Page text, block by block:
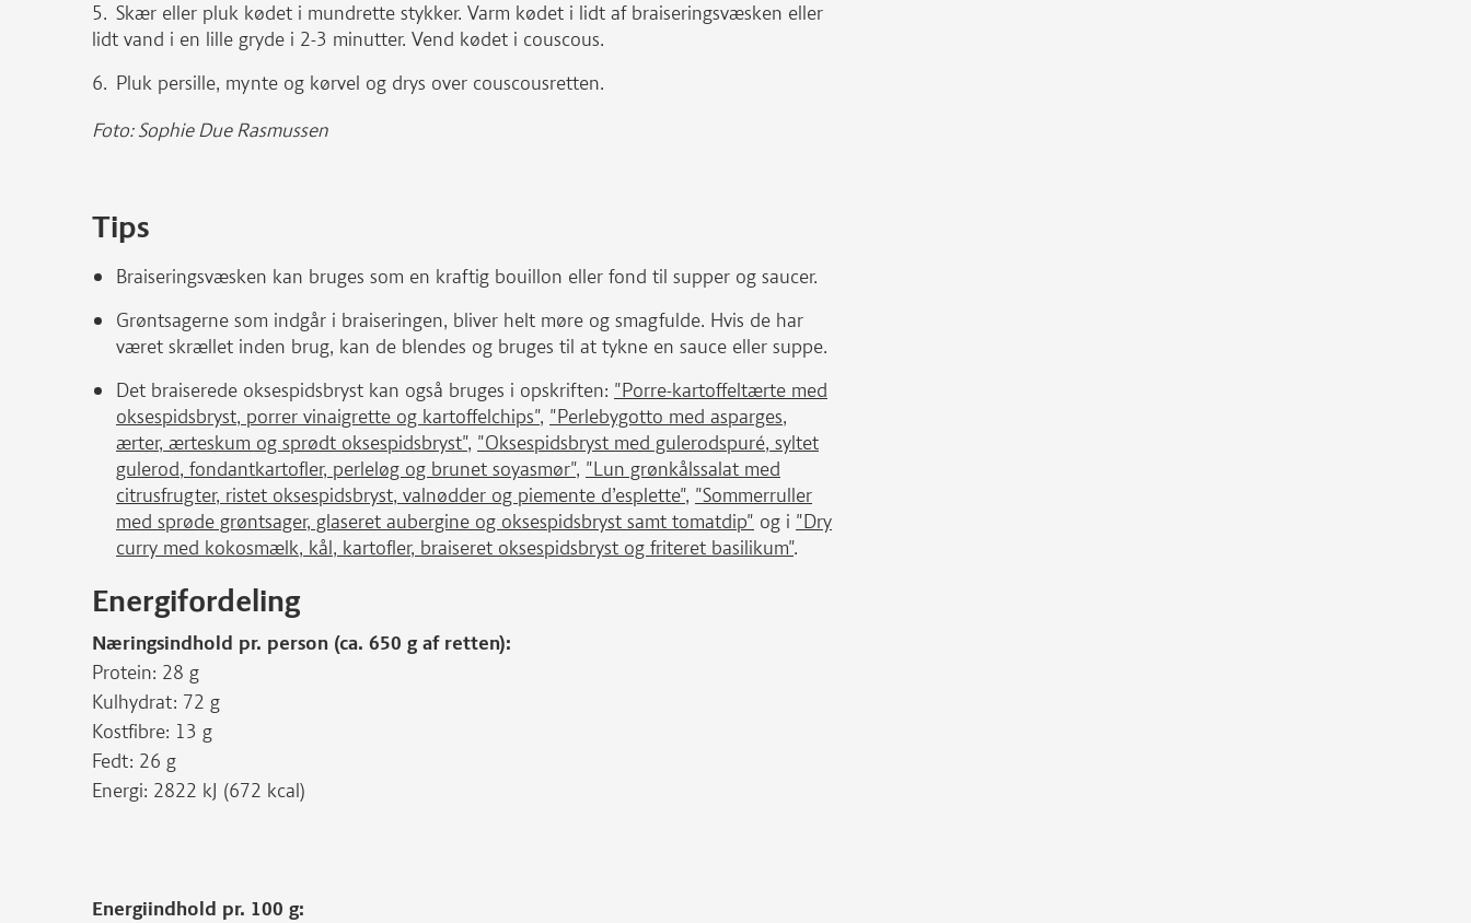
Skær eller pluk kødet i mundrette stykker. Varm kødet i lidt af braiseringsvæsken eller
lidt vand i en lille gryde i 2-3 minutter. Vend kødet i couscous.
Pluk persille, mynte og kørvel og drys over couscousretten.
Foto: Sophie Due Rasmussen
Tips
Braiseringsvæsken kan bruges som en kraftig bouillon eller fond til supper og saucer.
Grøntsagerne som indgår i braiseringen, bliver helt møre og smagfulde. Hvis de har
været skrællet inden brug, kan de blendes og bruges til at tykne en sauce eller suppe.
Det braiserede oksespidsbryst kan også bruges i opskriften: "Porre-kartoffeltærte med
oksespidsbryst, porrer vinaigrette og kartoffelchips", "Perlebygotto med asparges,
ærter, ærteskum og sprødt oksespidsbryst", "Oksespidsbryst med gulerodspuré, syltet
gulerod, fondantkartofler, perleløg og brunet soyasmør", "Lun grønkålssalat med
citrusfrugter, ristet oksespidsbryst, valnødder og piemente d’esplette", "Sommerruller
med sprøde grøntsager, glaseret aubergine og oksespidsbryst samt tomatdip" og i "Dry
curry med kokosmælk, kål, kartofler, braiseret oksespidsbryst og friteret basilikum".
Energifordeling
Næringsindhold pr. person (ca. 650 g af retten):
Protein: 28 g
Kulhydrat: 72 g
Kostfibre: 13 g
Fedt: 26 g
Energi: 2822 kJ (672 kcal)
Energiindhold pr. 100 g: